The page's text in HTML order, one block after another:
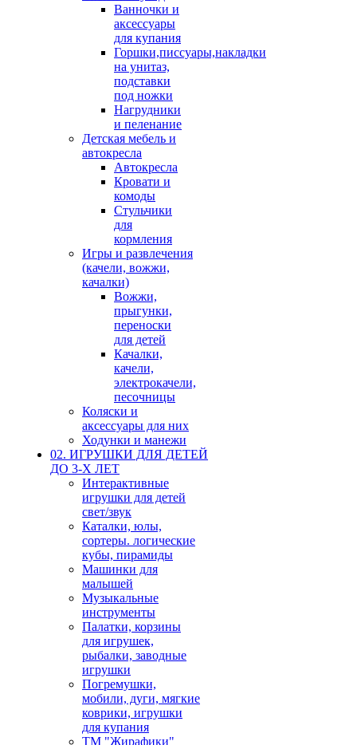
Ванночки и
аксессуары
для купания
Горшки,писсуары,накладки
на унитаз,
подставки
под ножки
Нагрудники
и пеленание
Детская мебель и
автокресла
Автокресла
Кровати и
комоды
Стульчики
для
кормления
Игры и развлечения
(качели, вожжи,
качалки)
Вожжи,
прыгунки,
переноски
для детей
Качалки,
качели,
электрокачели,
песочницы
Коляски и
аксессуары для них
Ходунки и манежи
02. ИГРУШКИ ДЛЯ ДЕТЕЙ
ДО 3-Х ЛЕТ
Интерактивные
игрушки для детей
свет/звук
Каталки, юлы,
сортеры. логические
кубы, пирамиды
Машинки для
малышей
Музыкальные
инструменты
Палатки, корзины
для игрушек,
рыбалки, заводные
игрушки
Погремушки,
мобили, дуги, мягкие
коврики, игрушки
для купания
ТМ "Жирафики"